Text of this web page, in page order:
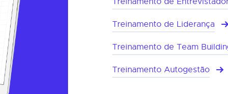
Treinamento de Liderança
Treinamento de Team
Treinamento Autogestão